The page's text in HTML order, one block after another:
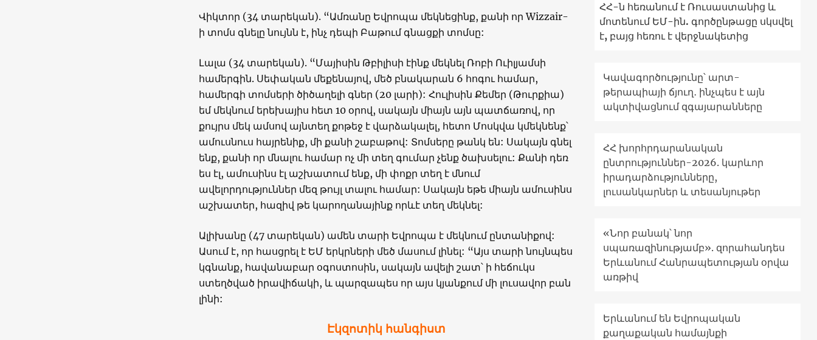
Վիկտոր (34 տարեկան). “Ամռանը Եվրոպա մեկնեցինք, քանի որ Wizzair-
ի տոմս գնելը նույնն է, ինչ դեպի Բաթում գնացքի տոմսը:
Լալա (34 տարեկան). “Մայիսին Թբիլիսի էինք մեկնել Ռոբի Ուիլյամսի
համերգին. Սեփական մեքենայով, մեծ բնակարան 6 հոգու համար,
համերգի տոմսերի ծիծաղելի գներ (20 լարի): Հուլիսին Քեմեր (Թուրքիա)
եմ մեկնում երեխայիս հետ 10 օրով, սակայն միայն այն պատճառով, որ
քույրս մեկ ամսով այնտեղ քոթեջ է վարձակալել, հետո Մոսկվա կմեկնենք՝
ամուսնուս հայրենիք, մի քանի շաբաթով: Տոմսերը թանկ են: Սակայն գնել
ենք, քանի որ մնալու համար ոչ մի տեղ գումար չենք ծախսելու: Քանի դեռ
ես էլ, ամուսինս էլ աշխատում ենք, մի փոքր տեղ է մնում
ավելորդություններ մեզ թույլ տալու համար: Սակայն եթե միայն ամուսինս
աշխատեր, հազիվ թե կարողանայինք որևէ տեղ մեկնել:
Ալիխանը (47 տարեկան) ամեն տարի Եվրոպա է մեկնում ընտանիքով:
Ասում է, որ հասցրել է ԵՄ երկրների մեծ մասում լինել: “Այս տարի նույնպես
կգնանք, հավանաբար օգոստոսին, սակայն ավելի շատ՝ ի հեճուկս
ստեղծված իրավիճակի, և պարզապես որ այս կյանքում մի լուսավոր բան
լինի:
Էկզոտիկ հանգիստ
ՀՀ-ն հեռանում է Ռուսաստանից և
մոտենում ԵՄ-ին. գործընթացը սկսվել
է, բայց հեռու է վերջնակետից
Կավագործությունը՝ արտ-
թերապիայի ճյուղ․ ինչպես է այն
ակտիվացնում զգայարանները
ՀՀ խորհրդարանական
ընտրություններ-2026. կարևոր
իրադարձությունները,
լուսանկարներ և տեսանյութեր
«Նոր բանակ՝ նոր
սպառազինությամբ». զորահանդես
Երևանում Հանրապետության օրվա
առթիվ
Երևանում են Եվրոպական
քաղաքական համայնքի